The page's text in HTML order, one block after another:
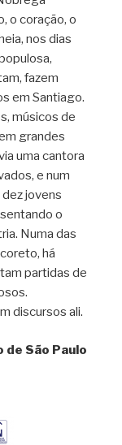
o coração, o
nos dias
fazem
em Santiago.
músicos de
grandes
uma cantora
e num
jovens
o
Numa das
há
partidas de
discursos ali.
de São Paulo